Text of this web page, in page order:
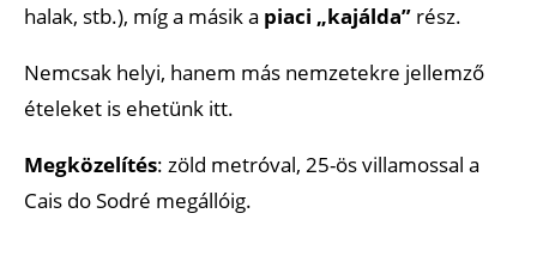
halak, stb.), míg a másik a piaci „kajálda” rész.
Nemcsak helyi, hanem más nemzetekre jellemző
ételeket is ehetünk itt.
Megközelítés: zöld metróval, 25-ös villamossal a
Cais do Sodré megállóig.